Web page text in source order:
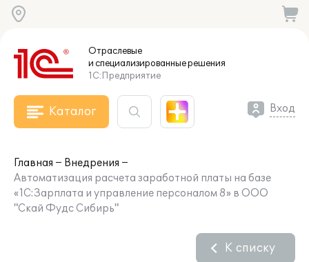
Отраслевые
и специализированныерешения
1С:Предприятие
Каталог Вход
Главная
Внедрения
Автоматизация расчета заработной платы на базе
«1С:Зарплата и управление персоналом 8» в ООО
"Скай Фудс Сибирь"
К списку